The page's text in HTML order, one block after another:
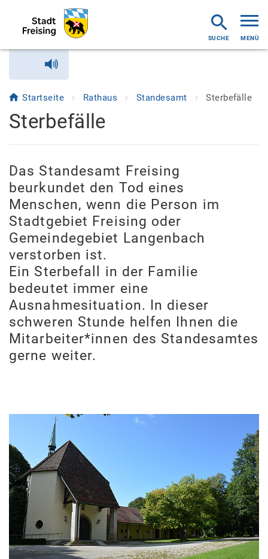
MENÜ
Startseite Rathaus Standesamt Sterbefälle
Sterbefälle
Das Standesamt Freising
beurkundet den Tod eines
Menschen, wenn die Person im
Stadtgebiet Freising oder
Gemeindegebiet Langenbach
verstorben ist.
Ein Sterbefall in der Familie
bedeutet immer eine
Ausnahmesituation. In dieser
schweren Stunde helfen Ihnen die
Mitarbeiter*innen des Standesamtes
gerne weiter.